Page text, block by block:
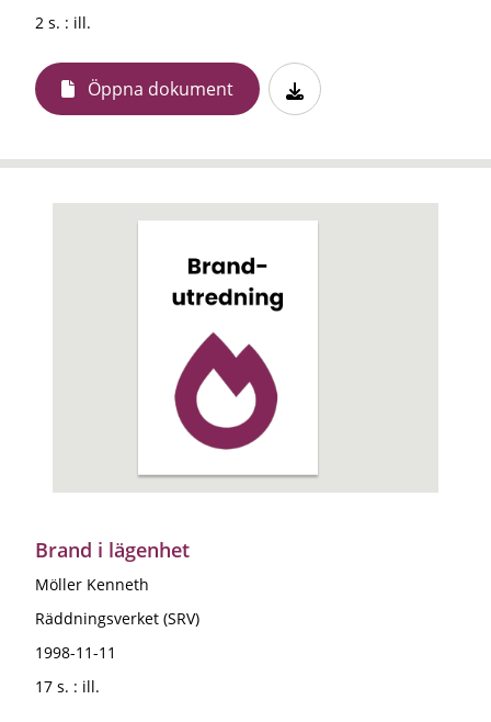
2 s. : ill.
Öppna dokument
Brand i lägenhet
Möller Kenneth
Räddningsverket (SRV)
1998-11-11
17 s. : ill.